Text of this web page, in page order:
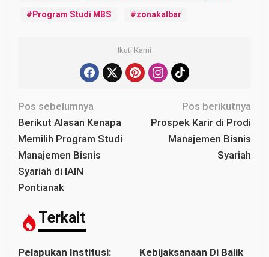
Program Studi MBS zonakalbar
Ikuti Kami
N
a
v
i
g
a
p
o
Pos sebelumnya
Berikut Alasan Kenapa
Memilih Program Studi
Manajemen Bisnis
Syariah di IAIN
Pontianak
Pos berikutnya
Prospek Karir di Prodi
Manajemen Bisnis
Syariah
Terkait
Pelapukan Institusi:
Kebijaksanaan Di Balik